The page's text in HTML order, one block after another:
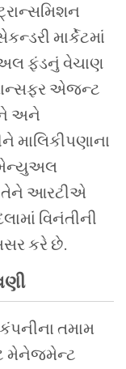
માર્કેટમાં
ફંડનું વેચાણ
એજન્ટ
અને
માલિકીપણાના
મેન્યુઅલ
તેને આરટીએ
વિનંતીની
કરે છે.
તમામ
મેનેજમેન્ટ